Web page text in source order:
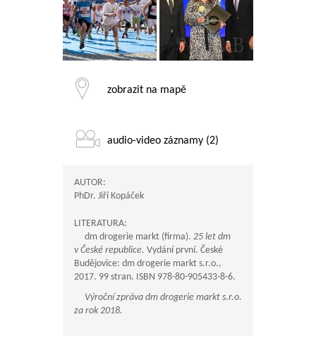
zobrazit na mapě
audio-video záznamy (2)
AUTOR:
PhDr. Jiří Kopáček
LITERATURA:
dm drogerie markt (firma). 25 let dm
v České republice. Vydání první. České
Budějovice: dm drogerie markt s.r.o.,
2017. 99 stran. ISBN 978-80-905433-8-6.
Výroční zpráva dm drogerie markt s.r.o.
za rok 2018.